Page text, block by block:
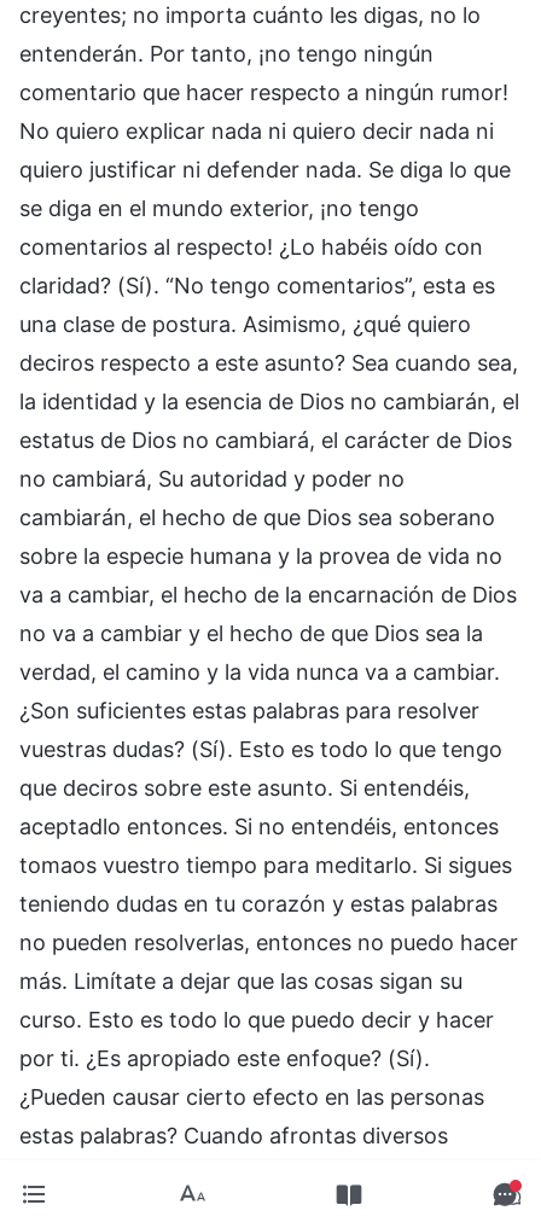
creyentes; no importa cuánto les digas, no lo
entenderán. Por tanto, ¡no tengo ningún
comentario que hacer respecto a ningún rumor!
No quiero explicar nada ni quiero decir nada ni
quiero justificar ni defender nada. Se diga lo que
se diga en el mundo exterior, ¡no tengo
comentarios al respecto! ¿Lo habéis oído con
claridad? (Sí). “No tengo comentarios”, esta es
una clase de postura. Asimismo, ¿qué quiero
deciros respecto a este asunto? Sea cuando sea,
la identidad y la esencia de Dios no cambiarán, el
estatus de Dios no cambiará, el carácter de Dios
no cambiará, Su autoridad y poder no
cambiarán, el hecho de que Dios sea soberano
sobre la especie humana y la provea de vida no
va a cambiar, el hecho de la encarnación de Dios
no va a cambiar y el hecho de que Dios sea la
verdad, el camino y la vida nunca va a cambiar.
¿Son suficientes estas palabras para resolver
vuestras dudas? (Sí). Esto es todo lo que tengo
que deciros sobre este asunto. Si entendéis,
aceptadlo entonces. Si no entendéis, entonces
tomaos vuestro tiempo para meditarlo. Si sigues
teniendo dudas en tu corazón y estas palabras
no pueden resolverlas, entonces no puedo hacer
más. Limítate a dejar que las cosas sigan su
curso. Esto es todo lo que puedo decir y hacer
por ti. ¿Es apropiado este enfoque? (Sí).
¿Pueden causar cierto efecto en las personas
estas palabras? Cuando afrontas diversos
asuntos complicados, si aparece una grieta en tu
relación con Dios o si desarrollas dudas graves